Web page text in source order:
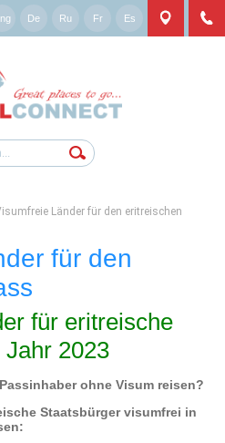
De Ru Fr Es
Länder für den eritreischen
für den
für eritreische
2023
ohne Visum reisen?
Staatsbürger visumfrei in